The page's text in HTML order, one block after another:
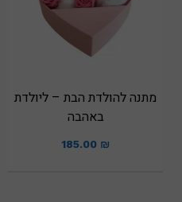
מתנה להולדת הבת – ליולדת
באהבה
185.00 ₪